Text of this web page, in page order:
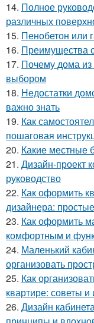
14. Полное
различных
15. Пенобетон или
16. Преимущества
17. Почему дома из
выбором
18. Недостатки
важно знать
19. Как
пошаговая
20. Какие местные
21. Дизайн-проект
руководство
22. Как оформить
дизайнера:
23. Как оформить
комфортным и
24. Маленький
организовать
25. Как
квартире: советы и
26. Дизайн